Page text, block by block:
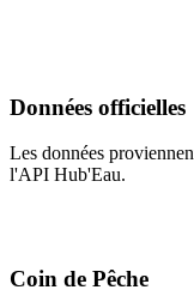
Données officielles
Les données
l'API Hub'Eau.
Coin de Pêche